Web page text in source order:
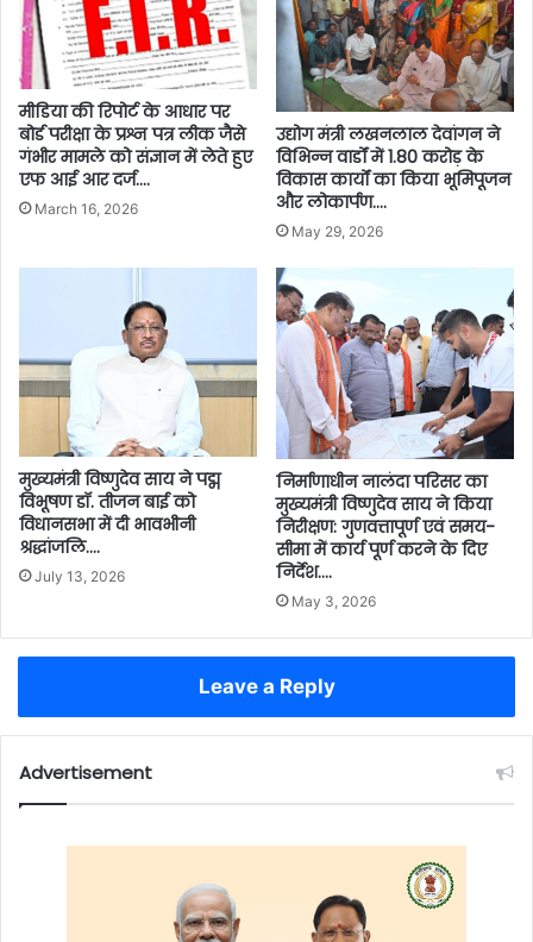
मीडिया की रिपोर्ट के आधार पर
बोर्ड परीक्षा के प्रश्न पत्र लीक जैसे
गंभीर मामले को संज्ञान में लेते हुए
एफ आई आर दर्ज….
March 16, 2026
उद्योग मंत्री लखनलाल देवांगन ने
विभिन्न वार्डों में 1.80 करोड़ के
विकास कार्यों का किया भूमिपूजन
और लोकार्पण….
May 29, 2026
मुख्यमंत्री विष्णुदेव साय ने पद्म
विभूषण डॉ. तीजन बाई को
विधानसभा में दी भावभीनी
श्रद्धांजलि….
July 13, 2026
निर्माणाधीन नालंदा परिसर का
मुख्यमंत्री विष्णुदेव साय ने किया
निरीक्षण: गुणवत्तापूर्ण एवं समय-
सीमा में कार्य पूर्ण करने के दिए
निर्देश….
May 3, 2026
Leave a Reply
Advertisement